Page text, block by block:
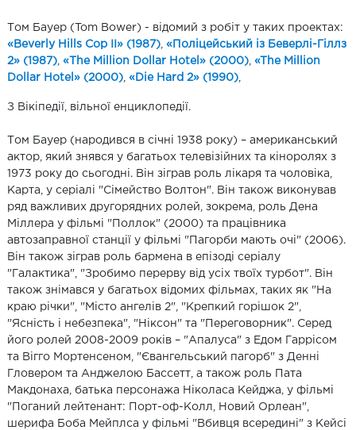
Том Бауер (Tom Bower) - відомий з робіт у таких проектах:
«Beverly Hills Cop II» (1987) «Поліцейський із Беверлі-Гіллз
2» (1987) «The Million Dollar Hotel» (2000) «The Million
Dollar Hotel» (2000) «Die Hard 2» (1990)
З Вікіпедії, вільної енциклопедії.
Том Бауер (народився в січні 1938 року) – американський
актор, який знявся у багатьох телевізійних та кіноролях з
1973 року до сьогодні. Він зіграв роль лікаря та чоловіка,
Карта, у серіалі "Сімейство Волтон". Він також виконував
ряд важливих другорядних ролей, зокрема, роль Дена
Міллера у фільмі "Поллок" (2000) та працівника
автозаправної станції у фільмі "Пагорби мають очі" (2006).
Він також зіграв роль бармена в епізоді серіалу
"Галактика", "Зробимо перерву від усіх твоїх турбот". Він
також знімався у багатьох відомих фільмах, таких як "На
краю річки", "Місто ангелів 2", "Крепкий горішок 2",
"Ясність і небезпека", "Ніксон" та "Переговорник". Серед
його ролей 2008-2009 років – "Апалуса" з Едом Гаррісом
та Вігго Мортенсеном, "Євангельський пагорб" з Денні
Гловером та Анджелою Бассетт, а також роль Пата
Макдонаха, батька персонажа Ніколаса Кейджа, у фільмі
"Поганий лейтенант: Порт-оф-Колл, Новий Орлеан",
шерифа Боба Мейплса у фільмі "Вбивця всередині" з Кейсі